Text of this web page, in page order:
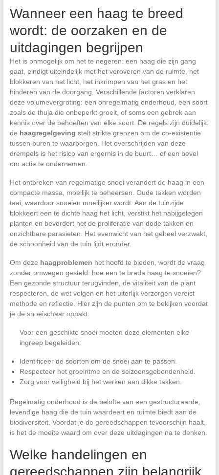
Wanneer een haag te breed
wordt: de oorzaken en de
uitdagingen begrijpen
Het is onmogelijk om het te negeren: een haag die zijn gang
gaat, eindigt uiteindelijk met het veroveren van de ruimte, het
blokkeren van het licht, het inkrimpen van het gras en het
hinderen van de doorgang. Verschillende factoren verklaren
deze volumevergroting: een onregelmatig onderhoud, een soort
zoals de thuja die onbeperkt groeit, of soms een gebrek aan
kennis over de behoeften van elke soort. De regels zijn duidelijk:
de haagregelgeving stelt strikte grenzen om de co-existentie
tussen buren te waarborgen. Het overschrijden van deze
drempels is het risico van ergernis in de buurt… of een bevel
om actie te ondernemen.
Het ontbreken van regelmatige snoei verandert de haag in een
compacte massa, moeilijk te beheersen. Oude takken worden
taai, waardoor snoeien moeilijker wordt. Aan de tuinzijde
blokkeert een te dichte haag het licht, verstikt het nabijgelegen
planten en bevordert het de proliferatie van dode takken en
onzichtbare parasieten. Het evenwicht van het geheel verzwakt,
de schoonheid van de tuin lijdt eronder.
Om deze haagproblemen het hoofd te bieden, wordt de vraag
zonder omwegen gesteld: hoe een te brede haag te snoeien?
Een gezonde structuur terugvinden, de vitaliteit van de plant
respecteren, de wet volgen en het uiterlijk verzorgen vereist
methode en reflectie. Hier zijn de punten om te bekijken voordat
je de snoeischaar oppakt:
Voor een geschikte snoei moeten deze elementen elke
ingreep begeleiden:
Identificeer de soorten om de snoei aan te passen.
Respecteer het groeiritme en de seizoensgebondenheid.
Zorg voor veiligheid bij het werken aan dikke takken.
Regelmatig onderhoud is de belofte van een gestructureerde,
levendige haag die de tuin waardeert en ruimte biedt aan de
biodiversiteit. Voordat je de gereedschappen tevoorschijn haalt,
is het de moeite waard om over deze uitdagingen na te denken.
Welke handelingen en
gereedschappen zijn belangrijk